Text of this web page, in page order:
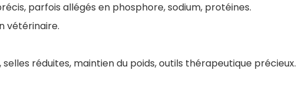
parfois allégés en phosphore, sodium, protéines.
vétérinaire.
réduites, maintien du poids, outils thérapeutique précieux.